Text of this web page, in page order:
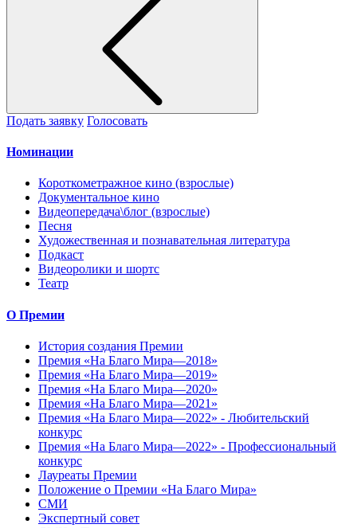
Подать заявку Голосовать
Номинации
Короткометражное кино (взрослые)
Документальное кино
Видеопередача\блог (взрослые)
Песня
Художественная и познавательная литература
Подкаст
Видеоролики и шортс
Театр
О Премии
История создания Премии
Премия «На Благо Мира—2018»
Премия «На Благо Мира—2019»
Премия «На Благо Мира—2020»
Премия «На Благо Мира—2021»
Премия «На Благо Мира—2022» - Любительский
конкурс
Премия «На Благо Мира—2022» - Профессиональный
конкурс
Лауреаты Премии
Положение о Премии «На Благо Мира»
СМИ
Экспертный совет